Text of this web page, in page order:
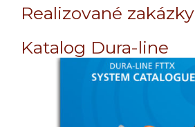
Realizované zakázky
Katalog Dura-line